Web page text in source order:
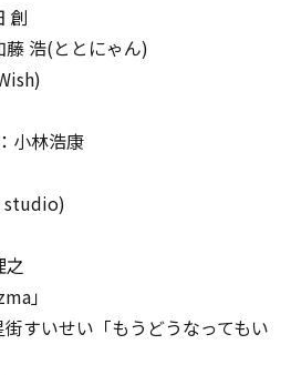
創
浩(ととにゃん)
小林浩康
studio)
之
」
すいせい「もうどうなってもい